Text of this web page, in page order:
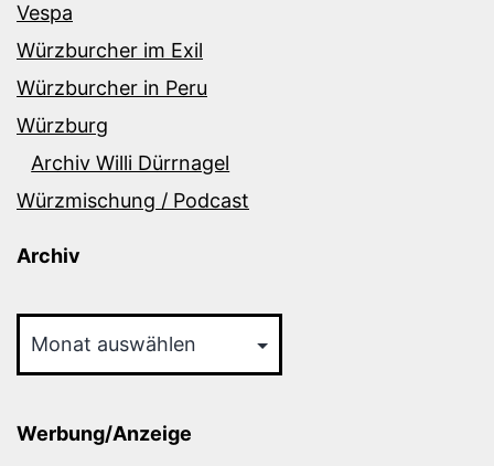
Vespa
Würzburcher im Exil
Würzburcher in Peru
Würzburg
Archiv Willi Dürrnagel
Würzmischung / Podcast
Archiv
Werbung/Anzeige